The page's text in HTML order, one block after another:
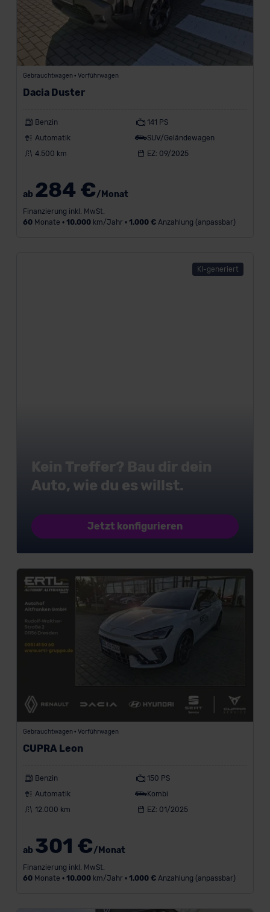
a
z
e
i
g
e
Modell
Gebrauchtwagen • Vorführwagen
Dacia Duster
Benzin
141 PS
Automatik
SUV/Geländewagen
4.500 km
EZ: 09/2025
ab 284 €/Monat
Finanzierung inkl. MwSt.
60Monate • 10.000km/Jahr • 1.000 €Anzahlung (anpassbar)
KI-generiert
Kein Treffer? Bau dir dein
Auto, wie du es willst.
Jetzt konfigurieren
Gebrauchtwagen • Vorführwagen
CUPRA Leon
Benzin
150 PS
Automatik
Kombi
12.000 km
EZ: 01/2025
ab 301 €/Monat
Finanzierung inkl. MwSt.
60Monate • 10.000km/Jahr • 1.000 €Anzahlung (anpassbar)